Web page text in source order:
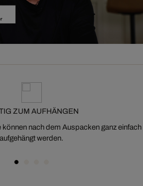
ZUM AUFHÄNGEN
nach dem Auspacken ganz einfach
aufgehängt werden.